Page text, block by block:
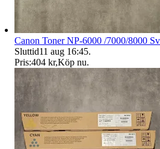
Canon Toner NP-6000 /7000/8000
Sluttid11 aug 16:45.
Pris:404 kr,Köp nu.